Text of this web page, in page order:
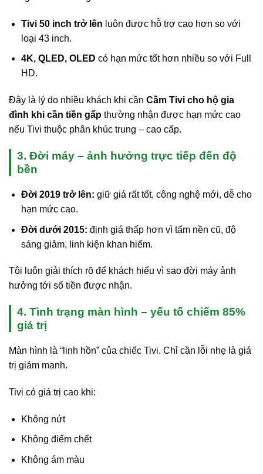
Tivi 50 inch trở lên luôn được hỗ trợ cao hơn so với
loại 43 inch.
4K, QLED, OLED có hạn mức tốt hơn nhiều so với Full
HD.
Đây là lý do nhiều khách khi cần Cầm Tivi cho hộ gia
đình khi cần tiền gấp thường nhận được hạn mức cao
nếu Tivi thuộc phân khúc trung – cao cấp.
3. Đời máy – ảnh hưởng trực tiếp đến độ
bền
Đời 2019 trở lên: giữ giá rất tốt, công nghệ mới, dễ cho
hạn mức cao.
Đời dưới 2015: định giá thấp hơn vì tấm nền cũ, độ
sáng giảm, linh kiện khan hiếm.
Tôi luôn giải thích rõ để khách hiểu vì sao đời máy ảnh
hưởng tới số tiền được nhận.
4. Tình trạng màn hình – yếu tố chiếm 85%
giá trị
Màn hình là “linh hồn” của chiếc Tivi. Chỉ cần lỗi nhẹ là giá
trị giảm mạnh.
Tivi có giá trị cao khi:
Không nứt
Không điểm chết
Không ám màu